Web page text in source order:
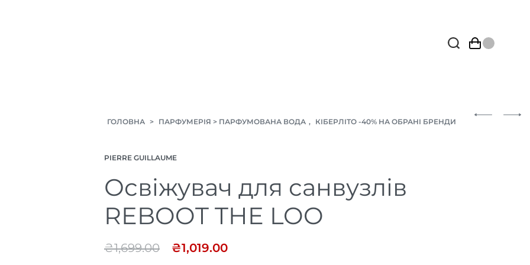
ГОЛОВНА > ПАРФУМЕРІЯ > ПАРФУМОВАНА ВОДА , КІБЕРЛІТО -40% НА ОБРАНІ БРЕНДИ
PIERRE GUILLAUME
Освіжувач для санвузлів
REBOOT THE LOO
₴1,699.00 ₴1,019.00